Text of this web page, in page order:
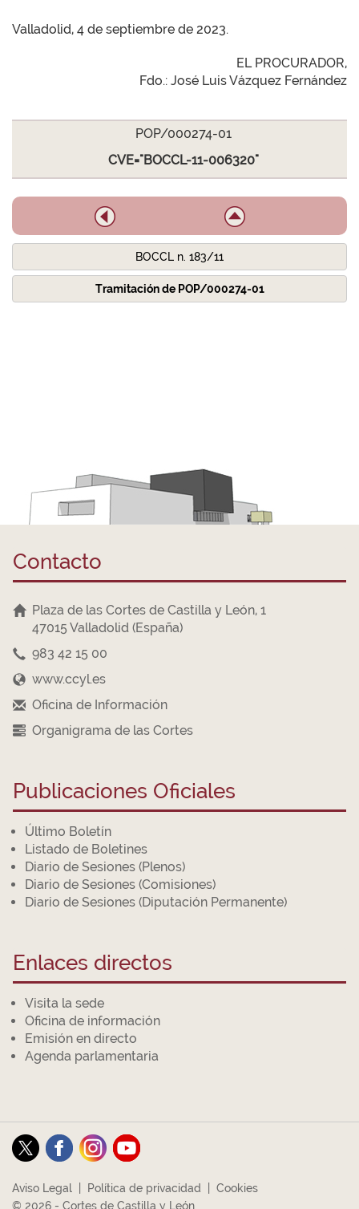
Valladolid, 4 de septiembre de 2023.
EL PROCURADOR,
Fdo.: José Luis Vázquez Fernández
POP/000274-01
CVE="BOCCL-11-006320"
BOCCL n. 183/11
Tramitación de POP/000274-01
Contacto
Plaza de las Cortes de Castilla y León, 1
47015 Valladolid (España)
983 42 15 00
www.ccyl.es
Oficina de Información
Organigrama de las Cortes
Publicaciones Oficiales
Último Boletín
Listado de Boletines
Diario de Sesiones (Plenos)
Diario de Sesiones (Comisiones)
Diario de Sesiones (Diputación Permanente)
Enlaces directos
Visita la sede
Oficina de información
Emisión en directo
Agenda parlamentaria
Aviso Legal Política de privacidad
Cookies
© 2026 - Cortes de Castilla y León